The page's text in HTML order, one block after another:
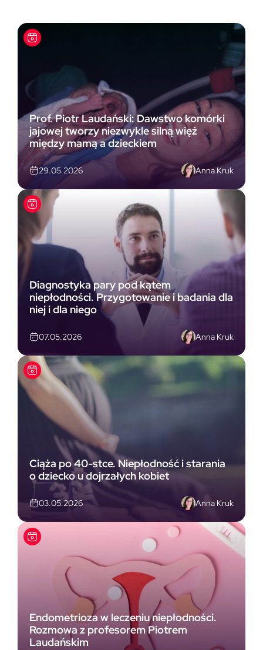
Prof. Piotr Laudański: Dawstwo komórki
jajowej tworzy niezwykle silną więź
między mamą a dzieckiem
29.05.2026 Anna Kruk
Diagnostyka pary pod kątem
niepłodności. Przygotowanie i badania dla
niej i dla niego
07.05.2026 Anna Kruk
Ciąża po 40-stce. Niepłodność i starania
o dziecko u dojrzałych kobiet
03.05.2026 Anna Kruk
Endometrioza w leczeniu niepłodności.
Rozmowa z profesorem Piotrem
Laudańskim